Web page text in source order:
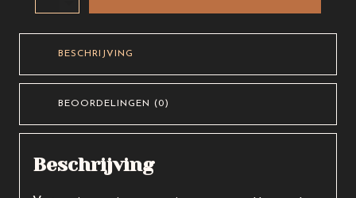
Rustic
cream
75mlBESCHRIJVING
BEOORDELINGEN (0)
Beschrijving